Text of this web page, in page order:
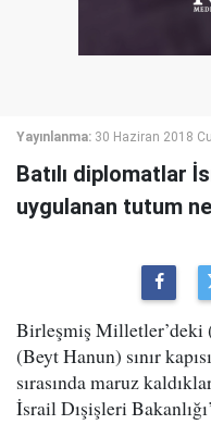
Yayınlanma: 30 Haziran 2018
Batılı diplomatlar
uygulanan tutum
Birleşmiş Milletler’deki
(Beyt Hanun) sınır
sırasında maruz
İsrail Dışişleri